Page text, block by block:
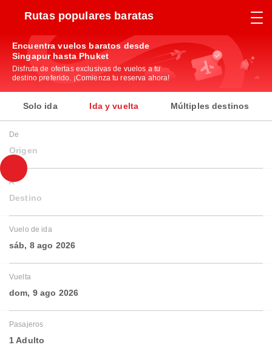
Rutas populares baratas
Encuentra vuelos baratos desde
Singapur hasta Phuket
Disfruta de ofertas exclusivas de vuelos a tu
destino preferido. ¡Comienza tu reserva ahora!
Solo ida Ida y vuelta Múltiples destinos
De
Origen
A
Destino
Vuelo de ida
sáb, 8 ago 2026
Vuelta
dom, 9 ago 2026
Pasajeros
1 Adulto